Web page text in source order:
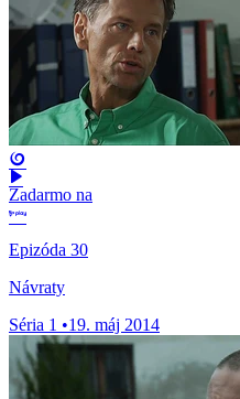
Zadarmo na
Epizóda 30
Návraty
Séria 1 •19. máj 2014